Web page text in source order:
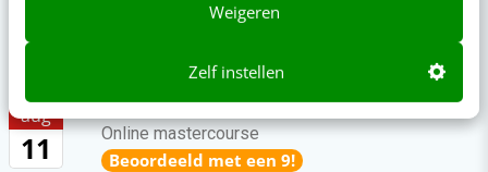
Weigeren
Zelf instellen
Agenda Meer
aug
11
SEO & GEO met AI
Online mastercourse
Beoordeeld met een 9!